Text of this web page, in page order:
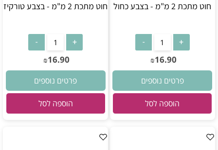
חוט מתכת 2 מ"מ - בצבע כחול
₪16.90
פרטים נוספים
הוספה לסל
חוט מתכת 2 מ"מ - בצבע טורקיז
₪16.90
פרטים נוספים
הוספה לסל